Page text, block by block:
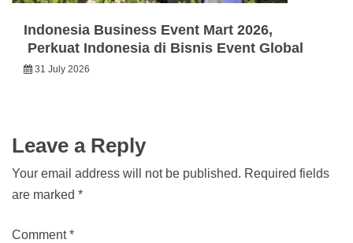
Indonesia Business Event Mart 2026,
Perkuat Indonesia di Bisnis Event Global
31 July 2026
Leave a Reply
Your email address will not be published. Required fields
are marked *
Comment*